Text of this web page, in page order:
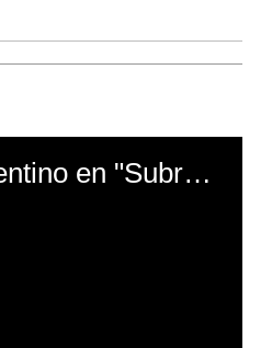
El mal momento de Yanina Gasañol con un hincha argentino en "Subrayado"